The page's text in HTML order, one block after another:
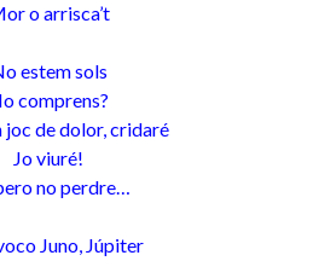
o arrisca’t
estem sols
comprens?
joc de dolor, cridaré
Jo viuré!
no perdre…
Juno, Júpiter